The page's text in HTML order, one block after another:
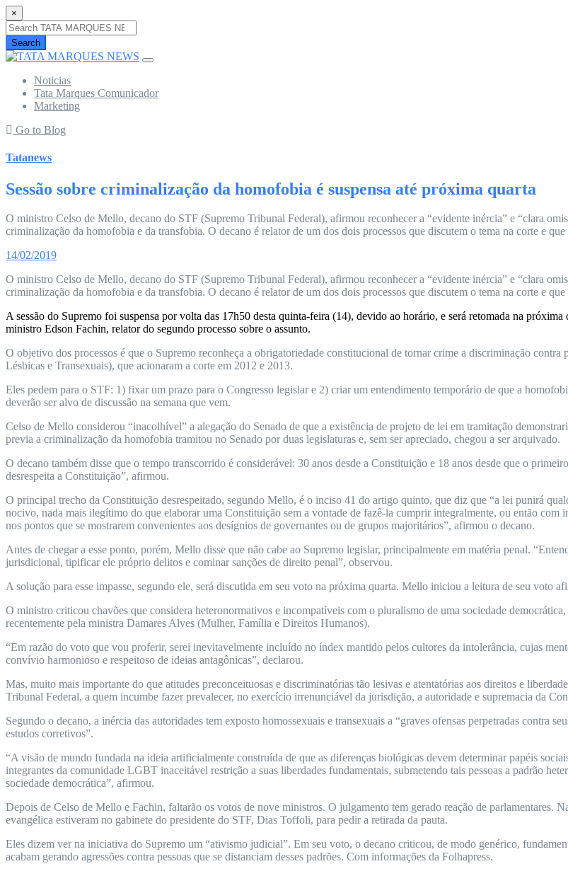
×
Search
Noticias
Tata Marques Comunicador
Marketing
Go to Blog
Tatanews
Sessão sobre criminalização da homofobia é suspensa até próxima quarta
O ministro Celso de Mello, decano do STF (Supremo Tribunal Federal), afirmou reconhecer a “evidente inércia” e “clara
criminalização da homofobia e da transfobia. O decano é relator de um dos dois processos que discutem o tema na corte e que
14/02/2019
O ministro Celso de Mello, decano do STF (Supremo Tribunal Federal), afirmou reconhecer a “evidente inércia” e “clara
criminalização da homofobia e da transfobia. O decano é relator de um dos dois processos que discutem o tema na corte e
A sessão do Supremo foi suspensa por volta das 17h50 desta quinta-feira (14), devido ao horário, e será retomada na
ministro Edson Fachin, relator do segundo processo sobre o assunto.
O objetivo dos processos é que o Supremo reconheça a obrigatoriedade constitucional de tornar crime a discriminação
Lésbicas e Transexuais), que acionaram a corte em 2012 e 2013.
Eles pedem para o STF: 1) fixar um prazo para o Congresso legislar e 2) criar um entendimento temporário de que a
deverão ser alvo de discussão na semana que vem.
Celso de Mello considerou “inacolhível” a alegação do Senado de que a existência de projeto de lei em tramitação
previa a criminalização da homofobia tramitou no Senado por duas legislaturas e, sem ser apreciado, chegou a ser arquivado.
O decano também disse que o tempo transcorrido é considerável: 30 anos desde a Constituição e 18 anos desde que o
desrespeita a Constituição”, afirmou.
O principal trecho da Constituição desrespeitado, segundo Mello, é o inciso 41 do artigo quinto, que diz que “a lei punirá
nocivo, nada mais ilegítimo do que elaborar uma Constituição sem a vontade de fazê-la cumprir integralmente, ou então
nos pontos que se mostrarem convenientes aos desígnios de governantes ou de grupos majoritários”, afirmou o decano.
Antes de chegar a esse ponto, porém, Mello disse que não cabe ao Supremo legislar, principalmente em matéria penal.
jurisdicional, tipificar ele próprio delitos e cominar sanções de direito penal”, observou.
A solução para esse impasse, segundo ele, será discutida em seu voto na próxima quarta. Mello iniciou a leitura de seu voto
O ministro criticou chavões que considera heteronormativos e incompatíveis com o pluralismo de uma sociedade
recentemente pela ministra Damares Alves (Mulher, Família e Direitos Humanos).
“Em razão do voto que vou proferir, serei inevitavelmente incluído no índex mantido pelos cultores da intolerância, cujas
convívio harmonioso e respeitoso de ideias antagônicas”, declarou.
Mas, muito mais importante do que atitudes preconceituosas e discriminatórias tão lesivas e atentatórias aos direitos e
Tribunal Federal, a quem incumbe fazer prevalecer, no exercício irrenunciável da jurisdição, a autoridade e supremacia da
Segundo o decano, a inércia das autoridades tem exposto homossexuais e transexuais a “graves ofensas perpetradas contra
estudos corretivos”.
“A visão de mundo fundada na ideia artificialmente construída de que as diferenças biológicas devem determinar papéis
integrantes da comunidade LGBT inaceitável restrição a suas liberdades fundamentais, submetendo tais pessoas a padrão
sociedade democrática”, afirmou.
Depois de Celso de Mello e Fachin, faltarão os votos de nove ministros. O julgamento tem gerado reação de parlamentares.
evangélica estiveram no gabinete do presidente do STF, Dias Toffoli, para pedir a retirada da pauta.
Eles dizem ver na iniciativa do Supremo um “ativismo judicial”. Em seu voto, o decano criticou, de modo genérico,
acabam gerando agressões contra pessoas que se distanciam desses padrões. Com informações da Folhapress.